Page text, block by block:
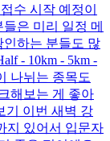
수 시작 예정이
은 미리 일정 메
인하는 분들도 많
- 10km - 5km -
나뉘는 종목도
해보는 게 좋아
기 이번 새벽 강
지 있어서 입문자